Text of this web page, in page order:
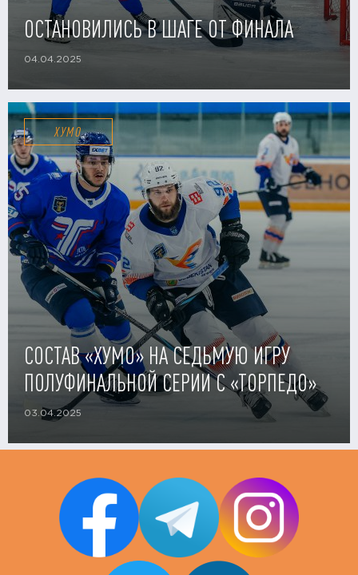
ОСТАНОВИЛИСЬ В ШАГЕ ОТ ФИНАЛА
04.04.2025
ХУМО
СОСТАВ «ХУМО» НА СЕДЬМУЮ ИГРУ
ПОЛУФИНАЛЬНОЙ СЕРИИ С «ТОРПЕДО»
03.04.2025